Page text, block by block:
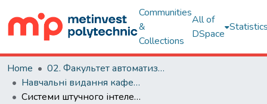
Communities
&
Collections
All of
DSpace
Home
02. Факультет автоматизації виробництва, інформаційних та управлінських технологій
Навчальні видання кафедри ІНТЕХАД
Системи штучного інтелекту у промисловості : силабус